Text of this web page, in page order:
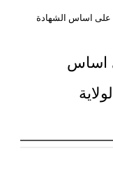
على اساس الشهادة
اساس
لولاية